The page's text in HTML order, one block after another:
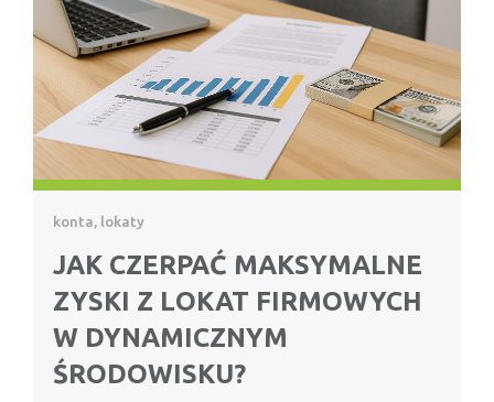
konta, lokaty
JAK CZERPAĆ MAKSYMALNE
ZYSKI Z LOKAT FIRMOWYCH
W DYNAMICZNYM
ŚRODOWISKU?